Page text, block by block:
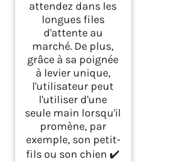
attendez dans les
longues files
d'attente au
marché. De plus,
grâce à sa poignée
à levier unique,
l'utilisateur peut
l'utiliser d'une
seule main lorsqu'il
promène, par
exemple, son petit-
fils ou son chien ✔️